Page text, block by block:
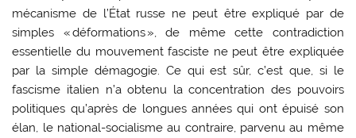
mécanisme de l’État russe ne peut être expliqué par de
simples « déformations », de même cette contradiction
essentielle du mouvement fasciste ne peut être expliquée
par la simple démagogie. Ce qui est sûr, c’est que, si le
fascisme italien n’a obtenu la concentration des pouvoirs
politiques qu’après de longues années qui ont épuisé son
élan, le national-socialisme au contraire, parvenu au même